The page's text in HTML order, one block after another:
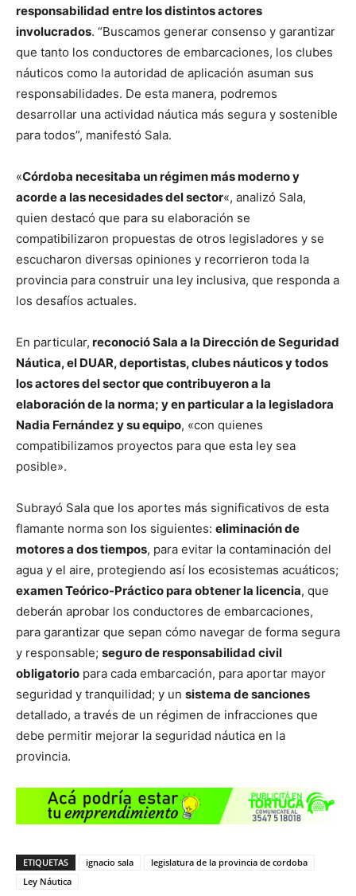
responsabilidad entre los distintos actores
involucrados. “Buscamos generar consenso y garantizar
que tanto los conductores de embarcaciones, los clubes
náuticos como la autoridad de aplicación asuman sus
responsabilidades. De esta manera, podremos
desarrollar una actividad náutica más segura y sostenible
para todos”, manifestó Sala.
«Córdoba necesitaba un régimen más moderno y
acorde a las necesidades del sector«, analizó Sala,
quien destacó que para su elaboración se
compatibilizaron propuestas de otros legisladores y se
escucharon diversas opiniones y recorrieron toda la
provincia para construir una ley inclusiva, que responda a
los desafíos actuales.
En particular, reconoció Sala a la Dirección de Seguridad
Náutica, el DUAR, deportistas, clubes náuticos y todos
los actores del sector que contribuyeron a la
elaboración de la norma; y en particular a la legisladora
Nadia Fernández y su equipo, «con quienes
compatibilizamos proyectos para que esta ley sea
posible».
Subrayó Sala que los aportes más significativos de esta
flamante norma son los siguientes: eliminación de
motores a dos tiempos, para evitar la contaminación del
agua y el aire, protegiendo así los ecosistemas acuáticos;
examen Teórico-Práctico para obtener la licencia, que
deberán aprobar los conductores de embarcaciones,
para garantizar que sepan cómo navegar de forma segura
y responsable; seguro de responsabilidad civil
obligatorio para cada embarcación, para aportar mayor
seguridad y tranquilidad; y un sistema de sanciones
detallado, a través de un régimen de infracciones que
debe permitir mejorar la seguridad náutica en la
provincia.
ETIQUETAS ignacio sala
legislatura de la provincia de cordoba
Ley Náutica